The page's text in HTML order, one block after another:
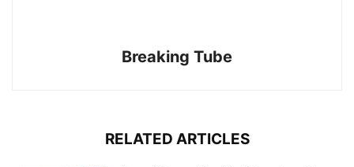
Breaking Tube
RELATED ARTICLES